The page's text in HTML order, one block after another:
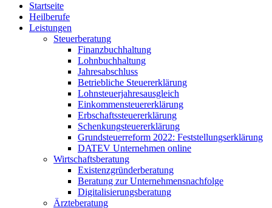
Startseite
Heilberufe
Leistungen
Steuerberatung
Finanzbuchhaltung
Lohnbuchhaltung
Jahresabschluss
Betriebliche Steuererklärung
Lohnsteuerjahresausgleich
Einkommensteuererklärung
Erbschaftssteuererklärung
Schenkungsteuererklärung
Grundsteuerreform 2022: Feststellungserklärung
DATEV Unternehmen online
Wirtschaftsberatung
Existenzgründerberatung
Beratung zur Unternehmensnachfolge
Digitalisierungsberatung
Ärzteberatung